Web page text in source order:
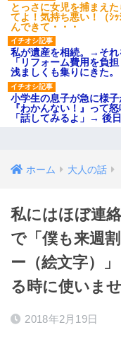
とっさに女児を捕まえ
てよ！気持ち悪い！（ｼ
んできて・・・
私が遺産を相続。→それ
「リフォーム費用を負
浅ましくも集りにきた。
小学生の息子が急に様
『わかんない！』って
「話してみるよ」→ 後
ホーム 大人の話
私にはほぼ連
で「僕も来週
ー（絵文字）
る時に使いま
2018年2月19日